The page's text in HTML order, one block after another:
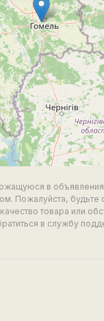
в
Пожалуйста,
товара или
в службу